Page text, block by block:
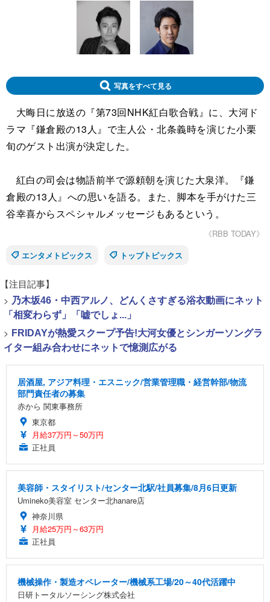
写真をすべて見る
大晦日に放送の『第73回NHK紅白歌合戦』に、大河ド
ラマ『鎌倉殿の13人』で主人公・北条義時を演じた小栗
旬のゲスト出演が決定した。
紅白の司会は物語前半で源頼朝を演じた大泉洋。『鎌
倉殿の13人』への思いを語る。また、脚本を手がけた三
谷幸喜からスペシャルメッセージもあるという。
《RBB TODAY》
エンタメトピックス
トップトピックス
【注目記事】
> 乃木坂46・中西アルノ、どんくさすぎる浴衣動画にネット
「相変わらず」「嘘でしょ...」
> FRIDAYが熱愛スクープ予告!大河女優とシンガーソングラ
イター組み合わせにネットで憶測広がる
居酒屋, アジア料理・エスニック/営業管理職・経営幹部/物流
部門責任者の募集
赤から 関東事務所
東京都
月給37万円～50万円
正社員
美容師・スタイリスト/センター北駅/社員募集/8月6日更新
Umineko美容室 センター北hanare店
神奈川県
月給25万円～63万円
正社員
機械操作・製造オペレーター/機械系工場/20～40代活躍中
日研トータルソーシング株式会社